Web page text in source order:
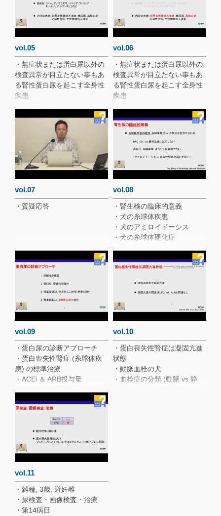
・犬の糸球体疾患
・猫の (よくある) CKDとUPC
・猫の稀な糸球体疾患
避妊メス
・経過
・チロシンキナーゼ阻害剤と
蛋白尿
・トセラニブと蛋白尿
vol.05
・無症状または蛋白尿以外の
検査異常が目立たない事もあ
る腎性蛋白尿を起こす全身性
疾患
・標的臓器障害の評価
・降圧剤の開始を推奨
・降圧剤と糸球体圧の関係
・腎性高血圧の治療
・猫の高血圧に対するアムロ
ジピン開始用量
・感染症と蛋白尿
・E. canisは日本にもいる？
・ベクター媒介性感染症検査
vol.06
・無症状または蛋白尿以外の
検査異常が目立たない事もあ
る腎性蛋白尿を起こす全身性
疾患
避妊雌
・問診および身体検査
・血液検査
・尿検査
・画像検査
・ACTH刺激試験
・経過
・副腎皮質機能亢進症と蛋白
尿
・高脂血症と蛋白尿
・6歳, 雑種, 避妊メス
・蛋白尿の診断アプローチ
vol.07
・質疑応答
vol.08
・腎生検の臨床的意義
・犬の糸球体疾患
・犬のアミロイドーシス
・犬の糸球体硬化症
・腎生検 (コアニードル生検)
比較
・腎生検流れ (動画あり)
・腎生検流れ
・腎炎 vs 非腎炎とCRP
・VSECでの腎生検結果
vol.09
・蛋白尿の診断アプローチ
・蛋白喪失性腎症 (糸球体疾
患) の標準治療
・ACEi ＆ ARB投与量
・テルミサルタンvs エナラプ
リル
・ACEi ＆ ARB 副作用のモニ
・ACEi ＆ ARB 治療効果のモ
ニター
・オメガ3脂肪酸 (EPA＆DHA)
投与量
・蛋白制限食・・・糸球体内
圧を減少
・蛋白制限食の効果
vol.10
・蛋白喪失性腎症は凝固亢進
状態
・動脈血栓の犬
・血栓症の分類 (動脈 vs 静
vol.11
・雑種, 3歳, 避妊雌
・尿検査・画像検査・治療
・第14病日